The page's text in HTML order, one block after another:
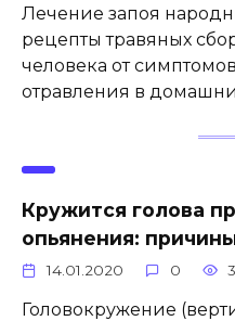
Лечение запоя
рецепты травяных
человека от
отравления в
Кружится голова
опьянения:
14.01.2020 0
Головокружение